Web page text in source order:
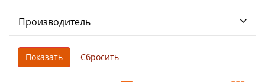
Производитель